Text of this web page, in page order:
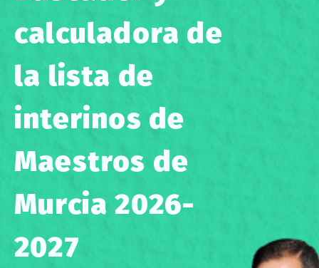
calculadora de
la lista de
interinos de
Maestros de
Murcia 2026-
2027